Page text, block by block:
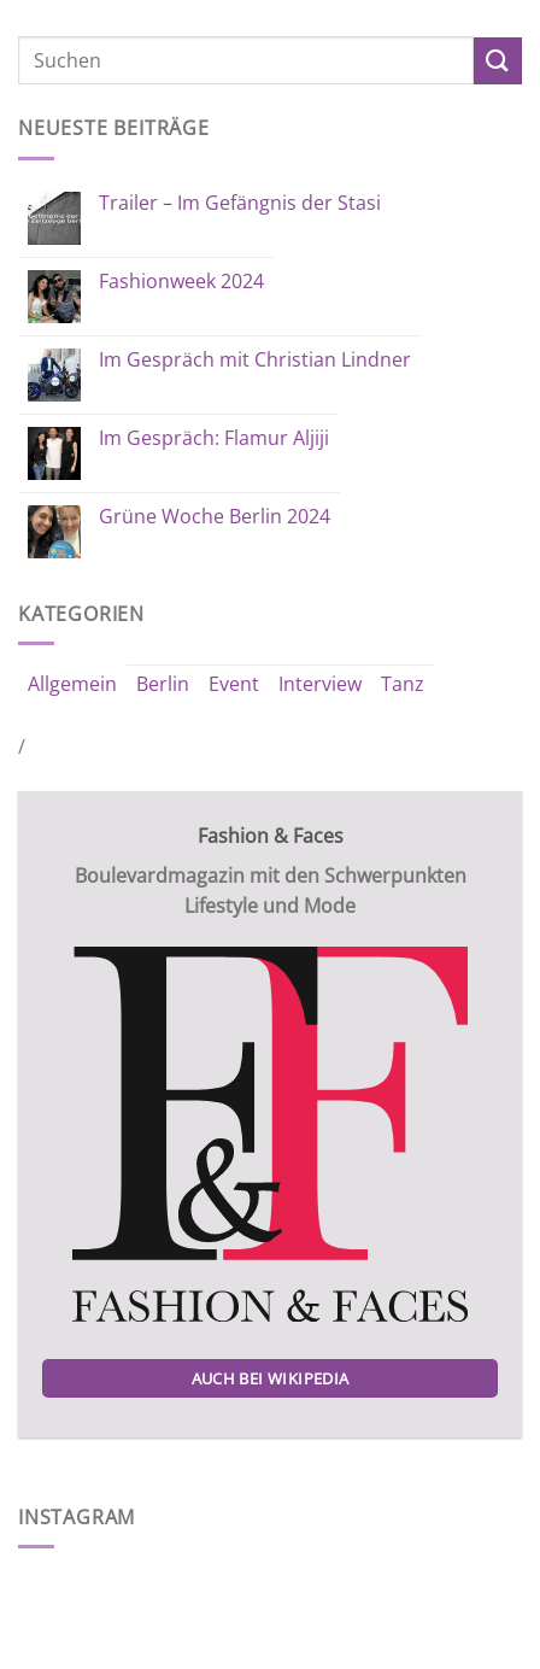
NEUESTE BEITRÄGE
Trailer – Im Gefängnis der Stasi
Fashionweek 2024
Im Gespräch mit Christian Lindner
Im Gespräch: Flamur Aljiji
Grüne Woche Berlin 2024
KATEGORIEN
Allgemein Berlin Event Interview Tanz
/
Fashion & Faces
Boulevardmagazin mit den Schwerpunkten
Lifestyle und Mode
AUCH BEI WIKIPEDIA
INSTAGRAM